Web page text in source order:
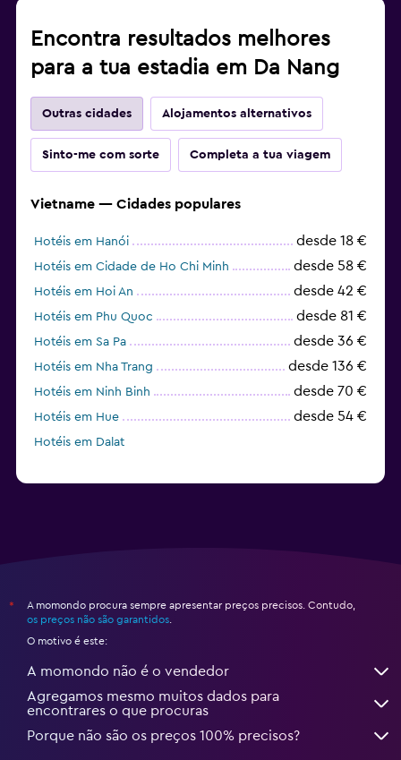
Encontra resultados melhores
para a tua estadia em Da Nang
Outras cidades Alojamentos alternativos
Sinto-me com sorte Completa a tua viagem
Vietname — Cidades populares
Hotéis em Hanói desde 18 €
Hotéis em Cidade de Ho Chi Minh desde 58 €
Hotéis em Hoi An desde 42 €
Hotéis em Phu Quoc desde 81 €
Hotéis em Sa Pa desde 36 €
Hotéis em Nha Trang desde 136 €
Hotéis em Ninh Binh desde 70 €
Hotéis em Hue desde 54 €
Hotéis em Dalat
*
A momondo procura sempre apresentar preços precisos. Contudo,
os preços não são garantidos
O motivo é este:
A momondo não é o vendedor
Agregamos mesmo muitos dados para
encontrares o que procuras
Porque não são os preços 100% precisos?